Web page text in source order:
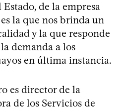
de la empresa
la que nos brinda un
y la que responde
demanda a los
en última instancia.
es director de la
de los Servicios de